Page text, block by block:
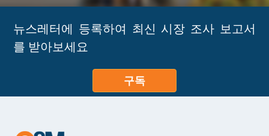
뉴스레터에 등록하여 최신 시장 조사 보고서
를 받아보세요
구독